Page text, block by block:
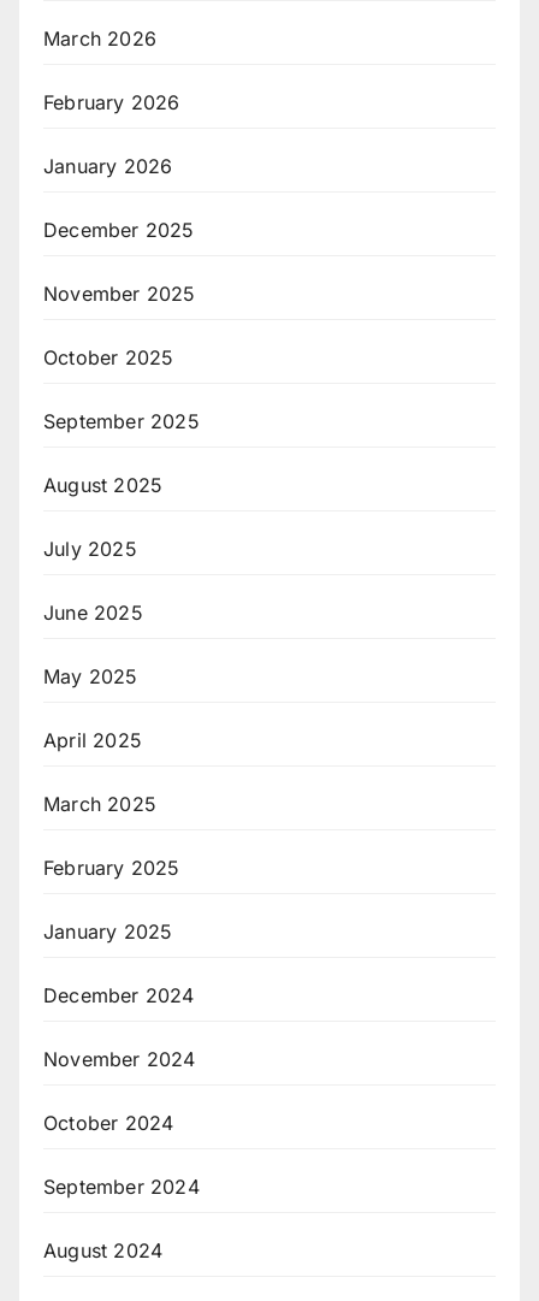
March 2026
February 2026
January 2026
December 2025
November 2025
October 2025
September 2025
August 2025
July 2025
June 2025
May 2025
April 2025
March 2025
February 2025
January 2025
December 2024
November 2024
October 2024
September 2024
August 2024